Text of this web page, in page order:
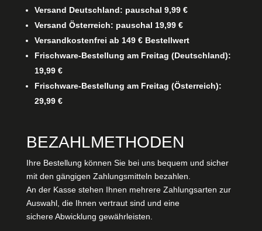
Versand Deutschland: pauschal 9,99 €
Versand Österreich: pauschal 19,99 €
Versandkostenfrei ab 149 € Bestellwert
Frischware-Bestellung am Freitag (Deutschland):
19,99 €
Frischware-Bestellung am Freitag (Österreich):
29,99 €
BEZAHLMETHODEN
Ihre Bestellung können Sie bei uns bequem und sicher
mit den gängigen Zahlungsmitteln bezahlen.
An der Kasse stehen Ihnen mehrere Zahlungsarten zur
Auswahl, die Ihnen vertraut sind und eine
sichere Abwicklung gewährleisten.